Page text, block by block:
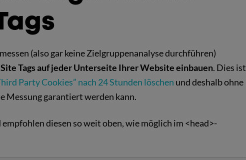
(also gar keine Zielgruppenanalyse durchführen)
Tags auf jeder Unterseite Ihrer Website einbauen. Dies ist
Party Cookies” nach 24 Stunden löschen und deshalb ohne
Messung garantiert werden kann.
diesen so weit oben, wie möglich im <head>-